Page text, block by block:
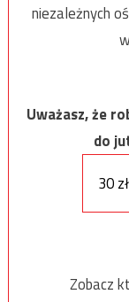
niezależnych
Uważasz, że
do
30 zł
Zobacz